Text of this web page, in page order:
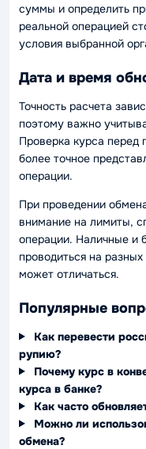
суммы и определить
реальной операцией
условия выбранной
Дата и время
Точность расчета
поэтому важно
Проверка курса перед
более точное
операции.
При проведении
внимание на лимиты,
операции. Наличные и
проводиться на
может отличаться.
Популярные
Как перевести
рупию?
Почему курс в
курса в банке?
Как часто
Можно ли
обмена?